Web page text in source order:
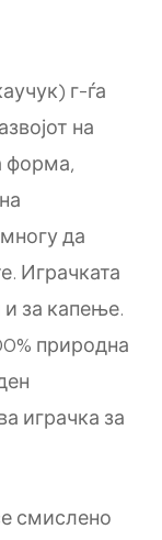
г-ѓа
на
форма,
да
Играчката
и за капење.
природна
играчка за
смислено